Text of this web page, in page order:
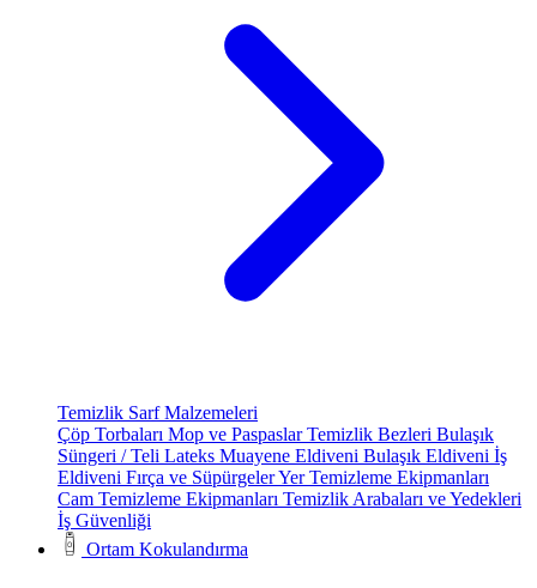
Temizlik Sarf Malzemeleri
Çöp Torbaları Mop ve PaspaslarTemizlik Bezleri Bulaşık
Süngeri / Teli Lateks Muayene Eldiveni Bulaşık Eldiveni İş
Eldiveni Fırça ve SüpürgelerYer Temizleme Ekipmanları
Cam Temizleme Ekipmanları Temizlik Arabaları ve Yedekleri
İş Güvenliği
Ortam Kokulandırma